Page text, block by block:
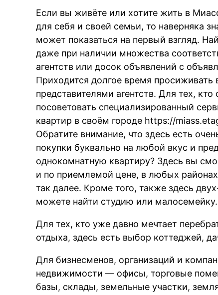
Если вы живёте или хотите жить в
для себя и своей семьи, то наверняка
может показаться на первый взгляд.
даже при наличии множества
агентств или досок объявлений с
Приходится долгое время просиживать
представителями агентств. Для тех,
посоветовать специализированный
квартир в своём городе https://
Обратите внимание, что здесь есть
покупки буквально на любой вкус и
однокомнатную квартиру? Здесь вы
и по приемлемой цене, в любых
так далее. Кроме того, также здесь
можете найти студию или малосемейку.
Для тех, кто уже давно мечтает
отдыха, здесь есть выбор коттеджей,
Для бизнесменов, организаций и
недвижимости — офисы, торговые
базы, склады, земельные участки,